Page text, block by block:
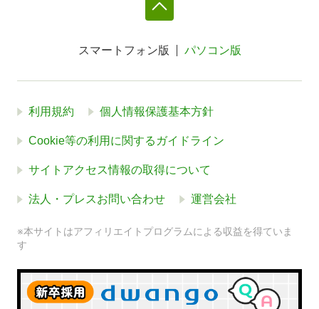
スマートフォン版 パソコン版
利用規約 個人情報保護基本方針
Cookie等の利用に関するガイドライン
サイトアクセス情報の取得について
法人・プレスお問い合わせ 運営会社
※本サイトはアフィリエイトプログラムによる収益を得ていま
す